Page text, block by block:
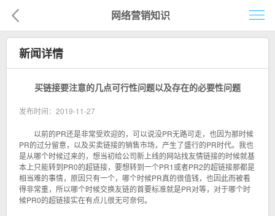
网络营销
移动营销
客户案例
解决方案
网络营销知识
新闻详情
买链接要注意的几点可行性问题以及存在的必要性问题
发布时间：2019-11-27
以前的PR还是非常受欢迎的，可以说没PR无路可走，也因为那时候
PR的过分留意，以及买卖链接的销售市场，产生了盛行的PR时代。我也
是从哪个时候过来的，想当初给公司新上线的网站找友情链接的时候就基
本上只能转到PR0的超链接，要想转到一个PR1或者PR2的超链接那都是
相当难的事情，原因只有一个，哪个时候PR真的很值钱，也因此而被看
得非常重，所以哪个时候交换友链的首要标准就是PR对等，对于哪个时
候PR0的超链接实在有点儿很无可奈何。